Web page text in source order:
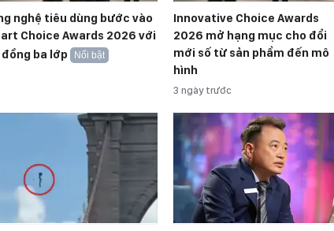
nghệ tiêu dùng bước vào
Choice Awards 2026 với
ba lớp
Nổi bật
Innovative Choice Awards
2026 mở hạng mục cho đổi
mới số từ sản phẩm đến mô
hình
3 ngày trước